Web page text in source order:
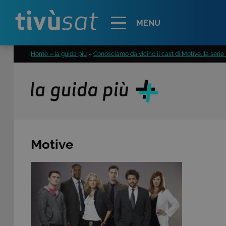
MENU
Home » la guida più » Conosciamo da vicino il cast di Motive, la serie
Motive